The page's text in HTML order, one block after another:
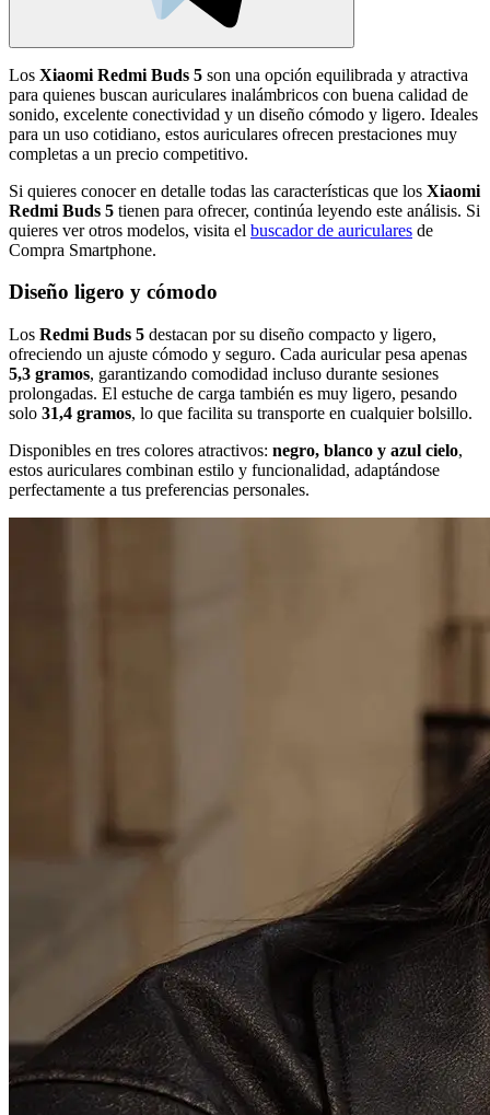
Los Xiaomi Redmi Buds 5 son una opción equilibrada y atractiva
para quienes buscan auriculares inalámbricos con buena calidad de
sonido, excelente conectividad y un diseño cómodo y ligero. Ideales
para un uso cotidiano, estos auriculares ofrecen prestaciones muy
completas a un precio competitivo.
Si quieres conocer en detalle todas las características que los Xiaomi
Redmi Buds 5 tienen para ofrecer, continúa leyendo este análisis. Si
quieres ver otros modelos, visita el buscador de auriculares de
Compra Smartphone.
Diseño ligero y cómodo
Los Redmi Buds 5 destacan por su diseño compacto y ligero,
ofreciendo un ajuste cómodo y seguro. Cada auricular pesa apenas
5,3 gramos, garantizando comodidad incluso durante sesiones
prolongadas. El estuche de carga también es muy ligero, pesando
solo 31,4 gramos, lo que facilita su transporte en cualquier bolsillo.
Disponibles en tres colores atractivos: negro, blanco y azul cielo,
estos auriculares combinan estilo y funcionalidad, adaptándose
perfectamente a tus preferencias personales.